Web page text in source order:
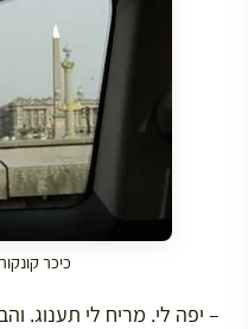
כיכר
– יפה לי. מריח לי תענוג.